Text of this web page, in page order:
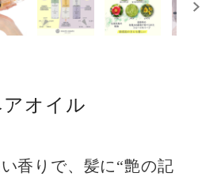
オイル
い香りで、髪に“艶の記